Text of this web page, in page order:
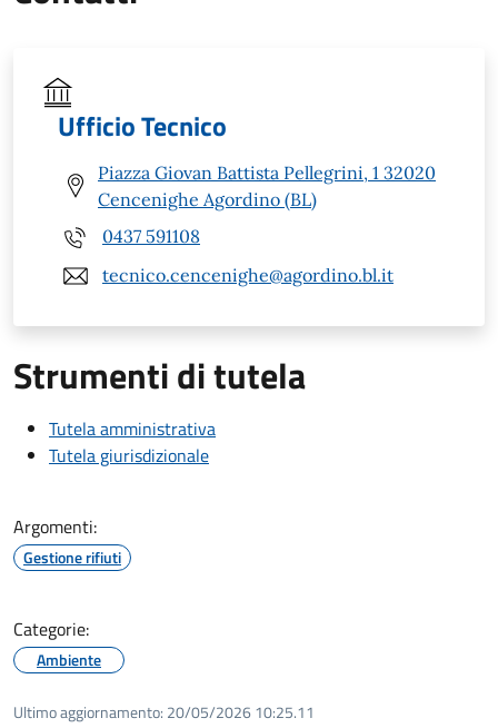
Ufficio Tecnico
Piazza Giovan Battista Pellegrini, 1 32020
Cencenighe Agordino (BL)
0437 591108
tecnico.cencenighe@agordino.bl.it
Strumenti di tutela
Tutela amministrativa
Tutela giurisdizionale
Argomenti:
Gestione rifiuti
Categorie:
Ambiente
Ultimo aggiornamento: 20/05/2026 10:25.11